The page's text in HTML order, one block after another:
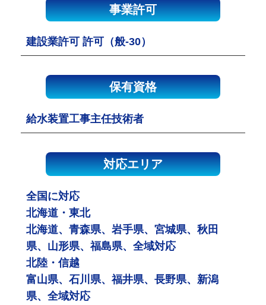
事業許可
建設業許可 許可（般-30）
保有資格
給水装置工事主任技術者
対応エリア
全国に対応
北海道・東北
北海道、青森県、岩手県、宮城県、秋田
県、山形県、福島県、全域対応
北陸・信越
富山県、石川県、福井県、長野県、新潟
県、全域対応